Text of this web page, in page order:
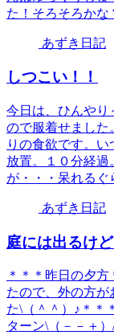
た！そろそろかな
あずき日記
しつこい！！
今日は、ひんやり
ので服着せました
りの食欲です。
放置。１０分経過
が・・・呆れる
あずき日記
庭には出るけ
＊＊＊昨日の夕
たので、外の方が
た\（＾＾）♪＊＊
ターン\（－－＋